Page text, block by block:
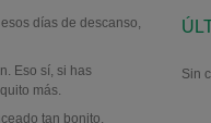
Sin
días de descanso,
Eso sí, si has
más.
tan bonito.